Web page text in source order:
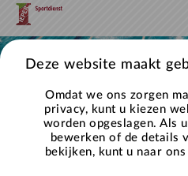
Naar hoofdinhoud
Google
Tag
<script>
(function(w,d,s,l,i)
{w[l]=w[l]||
[];w[l].push({'gtm.start':
new
Date().getTime(),event:'gtm.js'});var
f=d.getElementsByTagName(s)
[0],
'https://
NS4PM2N');
</script>
End
Google
Manager
Deze website maakt
Omdat we ons zorgen
privacy, kunt u kiezen
worden opgeslagen. Als
bewerken of de details
bekijken, kunt u naar ons